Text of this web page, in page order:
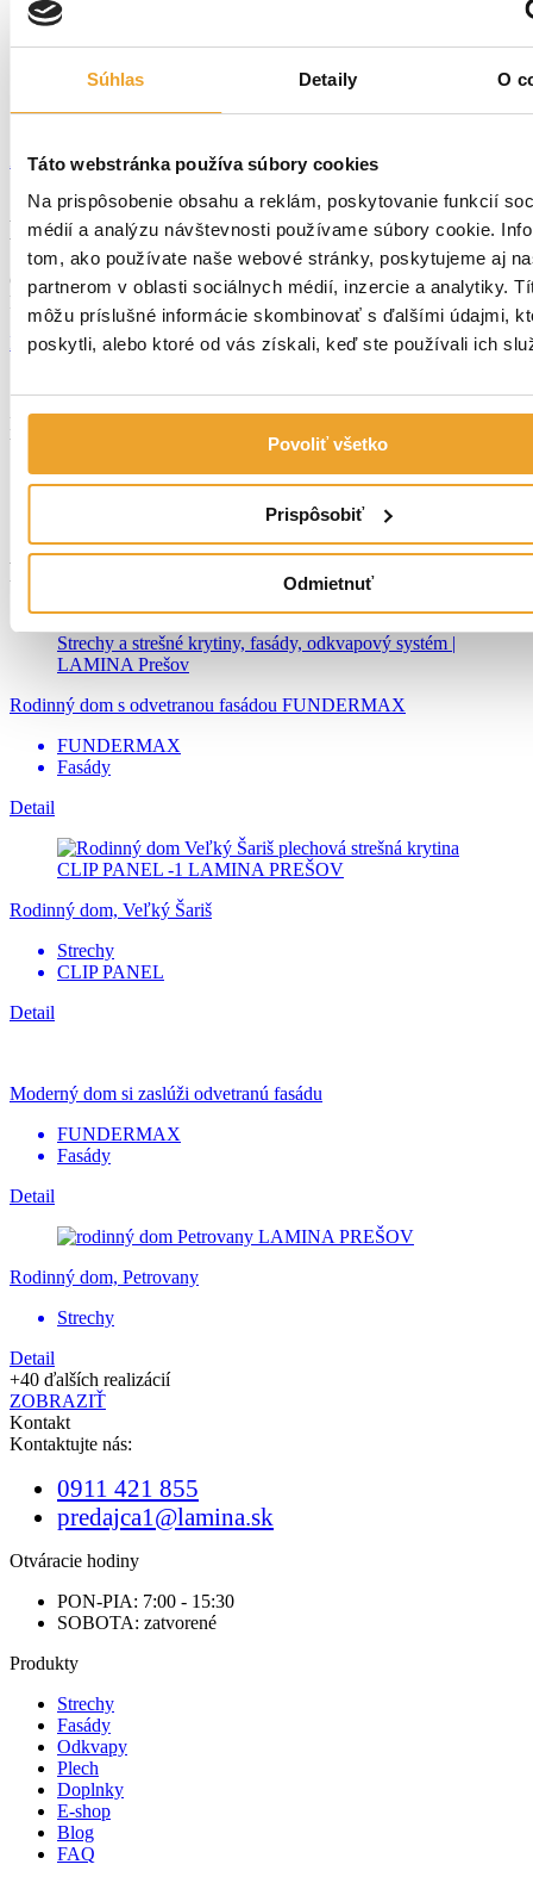
Súhlas Detaily O
Táto webstránka používa súbory cookies
Na prispôsobenie obsahu a reklám, poskytovanie funkcií
médií a analýzu návštevnosti používame súbory cookie.
tom, ako používate naše webové stránky, poskytujeme aj
partnerom v oblasti sociálnych médií, inzercie a analytiky.
môžu príslušné informácie skombinovať s ďalšími údajmi,
poskytli, alebo ktoré od vás získali, keď ste používali ich
Povoliť všetko
Prispôsobiť
Odmietnuť
Zisti viac o krytine SCHLEBACH
Kontaktujte nás!
Chcete zistiť viac? Ponúkame Vám bezplatnú individuálnu
konzultáciu.
KONTAKTOVAŤ
Mgr. Tomáš Pápež
Vedúci predajne
0911 421 855
predajca1@lamina.sk
Referencie
Rodinný dom s odvetranou fasádou FUNDERMAX
FUNDERMAX
Fasády
Detail
Rodinný dom, Veľký Šariš
Strechy
CLIP PANEL
Detail
Moderný dom si zaslúži odvetranú fasádu
FUNDERMAX
Fasády
Detail
Rodinný dom, Petrovany
Strechy
Detail
+40 ďalších realizácií
ZOBRAZIŤ
Kontakt
Kontaktujte nás:
0911 421 855
predajca1@lamina.sk
Otváracie hodiny
PON-PIA: 7:00 - 15:30
SOBOTA: zatvorené
Produkty
Strechy
Fasády
Odkvapy
Plech
Doplnky
E-shop
Blog
FAQ